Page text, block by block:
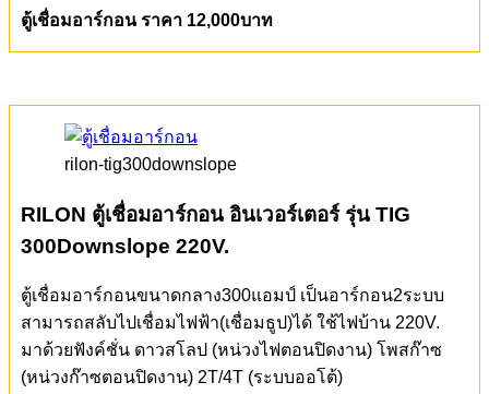
ตู้เชื่อมอาร์กอน ราคา 12,000บาท
rilon-tig300downslope
RILON ตู้เชื่อมอาร์กอน อินเวอร์เตอร์ รุ่น TIG
300Downslope 220V.
ตู้เชื่อมอาร์กอนขนาดกลาง300แอมป์ เป็นอาร์กอน2ระบบ
สามารถสลับไปเชื่อมไฟฟ้า(เชื่อมธูป)ได้ ใช้ไฟบ้าน 220V.
มาด้วยฟังค์ชั่น ดาวสโลป (หน่วงไฟตอนปิดงาน) โพสก๊าซ
(หน่วงก๊าซตอนปิดงาน) 2T/4T (ระบบออโต้)